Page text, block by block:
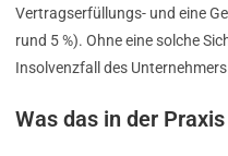
Vertragserfüllungs- und eine
rund 5 %). Ohne eine solche
Insolvenzfall des
Was das in der